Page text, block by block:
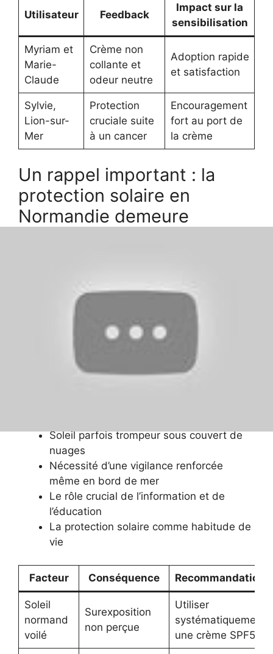
Utilisateur Feedback
Impact sur la
sensibilisation
Myriam et
Marie-
Claude
Crème non
collante et
odeur neutre
Adoption rapide
et satisfaction
Sylvie,
Lion-sur-
Mer
Protection
cruciale suite
à un cancer
Encouragement
fort au port de
la crème
Un rappel important : la
protection solaire en
Normandie demeure
sérieux. Magalie Saint, maire de Lion-sur-Mer,
souligne que de nombreuses personnes sont
encore prises au dépourvu par la brûlure
sensibilisation UV
se doit donc d’être renforcée. L’installation des
bornes sur les plages est un pas concret vers
Soleil parfois trompeur sous couvert de
nuages
Nécessité d’une vigilance renforcée
même en bord de mer
Le rôle crucial de l’information et de
l’éducation
La protection solaire comme habitude de
vie
Facteur Conséquence Recommandation
Soleil
normand
voilé
Surexposition
non perçue
Utiliser
systématiquement
une crème SPF50